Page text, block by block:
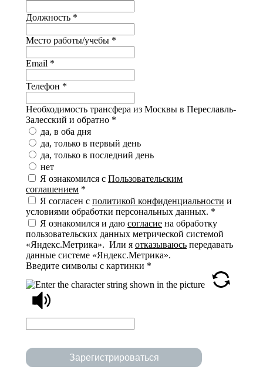
Должность *
Место работы/учебы *
Email *
Телефон *
Необходимость трансфера из Москвы в Переславль-
Залесский и обратно *
да, в оба дня
да, только в первый день
да, только в последний день
нет
Я ознакомился с Пользовательским
соглашением *
Я согласен с политикой конфиденциальности и
условиями обработки персональных данных. *
Я ознакомился и даю согласие на обработку
пользовательских данных метрической системой
«Яндекс.Метрика». Или я отказываюсь передавать
данные системе «Яндекс.Метрика».
Введите символы с картинки *
Зарегистрироваться